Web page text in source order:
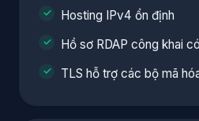
Hosting IPv4 ổn định
Hồ sơ RDAP công khai
TLS hỗ trợ các bộ mã